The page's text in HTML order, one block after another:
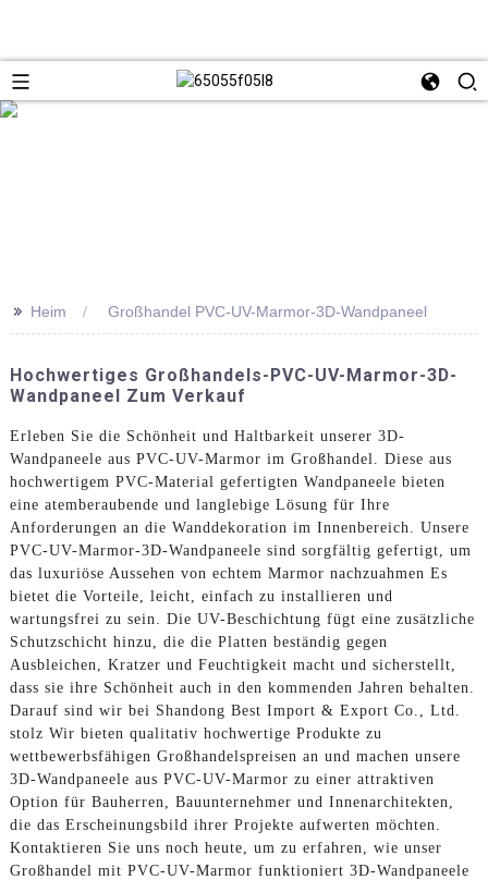
>> Heim Großhandel PVC-UV-Marmor-3D-Wandpaneel
Hochwertiges Großhandels-PVC-UV-Marmor-3D-
Wandpaneel Zum Verkauf
Erleben Sie die Schönheit und Haltbarkeit unserer 3D-
Wandpaneele aus PVC-UV-Marmor im Großhandel. Diese aus
hochwertigem PVC-Material gefertigten Wandpaneele bieten
eine atemberaubende und langlebige Lösung für Ihre
Anforderungen an die Wanddekoration im Innenbereich. Unsere
PVC-UV-Marmor-3D-Wandpaneele sind sorgfältig gefertigt, um
das luxuriöse Aussehen von echtem Marmor nachzuahmen Es
bietet die Vorteile, leicht, einfach zu installieren und
wartungsfrei zu sein. Die UV-Beschichtung fügt eine zusätzliche
Schutzschicht hinzu, die die Platten beständig gegen
Ausbleichen, Kratzer und Feuchtigkeit macht und sicherstellt,
dass sie ihre Schönheit auch in den kommenden Jahren behalten.
Darauf sind wir bei Shandong Best Import & Export Co., Ltd.
stolz Wir bieten qualitativ hochwertige Produkte zu
wettbewerbsfähigen Großhandelspreisen an und machen unsere
3D-Wandpaneele aus PVC-UV-Marmor zu einer attraktiven
Option für Bauherren, Bauunternehmer und Innenarchitekten,
die das Erscheinungsbild ihrer Projekte aufwerten möchten.
Kontaktieren Sie uns noch heute, um zu erfahren, wie unser
Großhandel mit PVC-UV-Marmor funktioniert 3D-Wandpaneele